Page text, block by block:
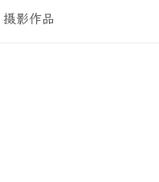
摄影作品